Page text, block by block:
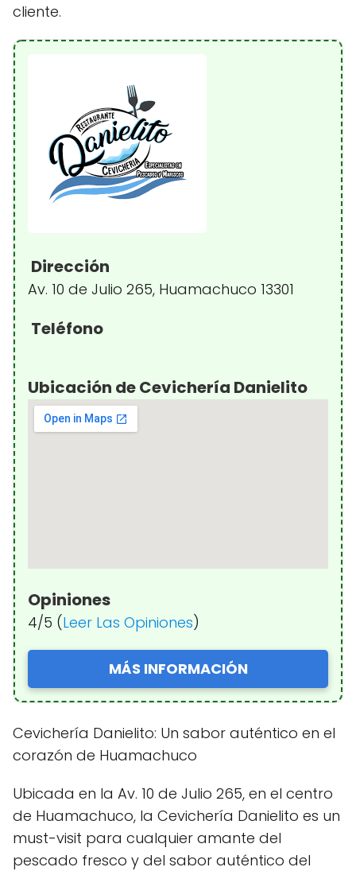
cliente.
Dirección
Av. 10 de Julio 265, Huamachuco 13301
Teléfono
Ubicación de Cevichería Danielito
Opiniones
4/5 (Leer Las Opiniones)
MÁS INFORMACIÓN
Cevichería Danielito: Un sabor auténtico en el
corazón de Huamachuco
Ubicada en la Av. 10 de Julio 265, en el centro
de Huamachuco, la Cevichería Danielito es un
must-visit para cualquier amante del
pescado fresco y del sabor auténtico del